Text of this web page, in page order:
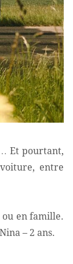
Et pourtant,
entre
ou en famille.
– 2 ans.